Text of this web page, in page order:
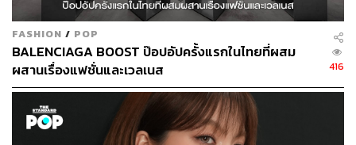
FASHION / POP
BALENCIAGA BOOST ป๊อปอัปครั้งแรกในไทยที่ผสม
ผสานเรื่องแฟชั่นและเวลเนส
416